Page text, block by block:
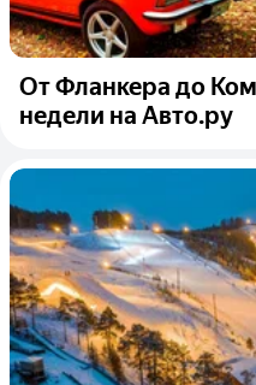
От Фланкера до
недели на Авто.ру